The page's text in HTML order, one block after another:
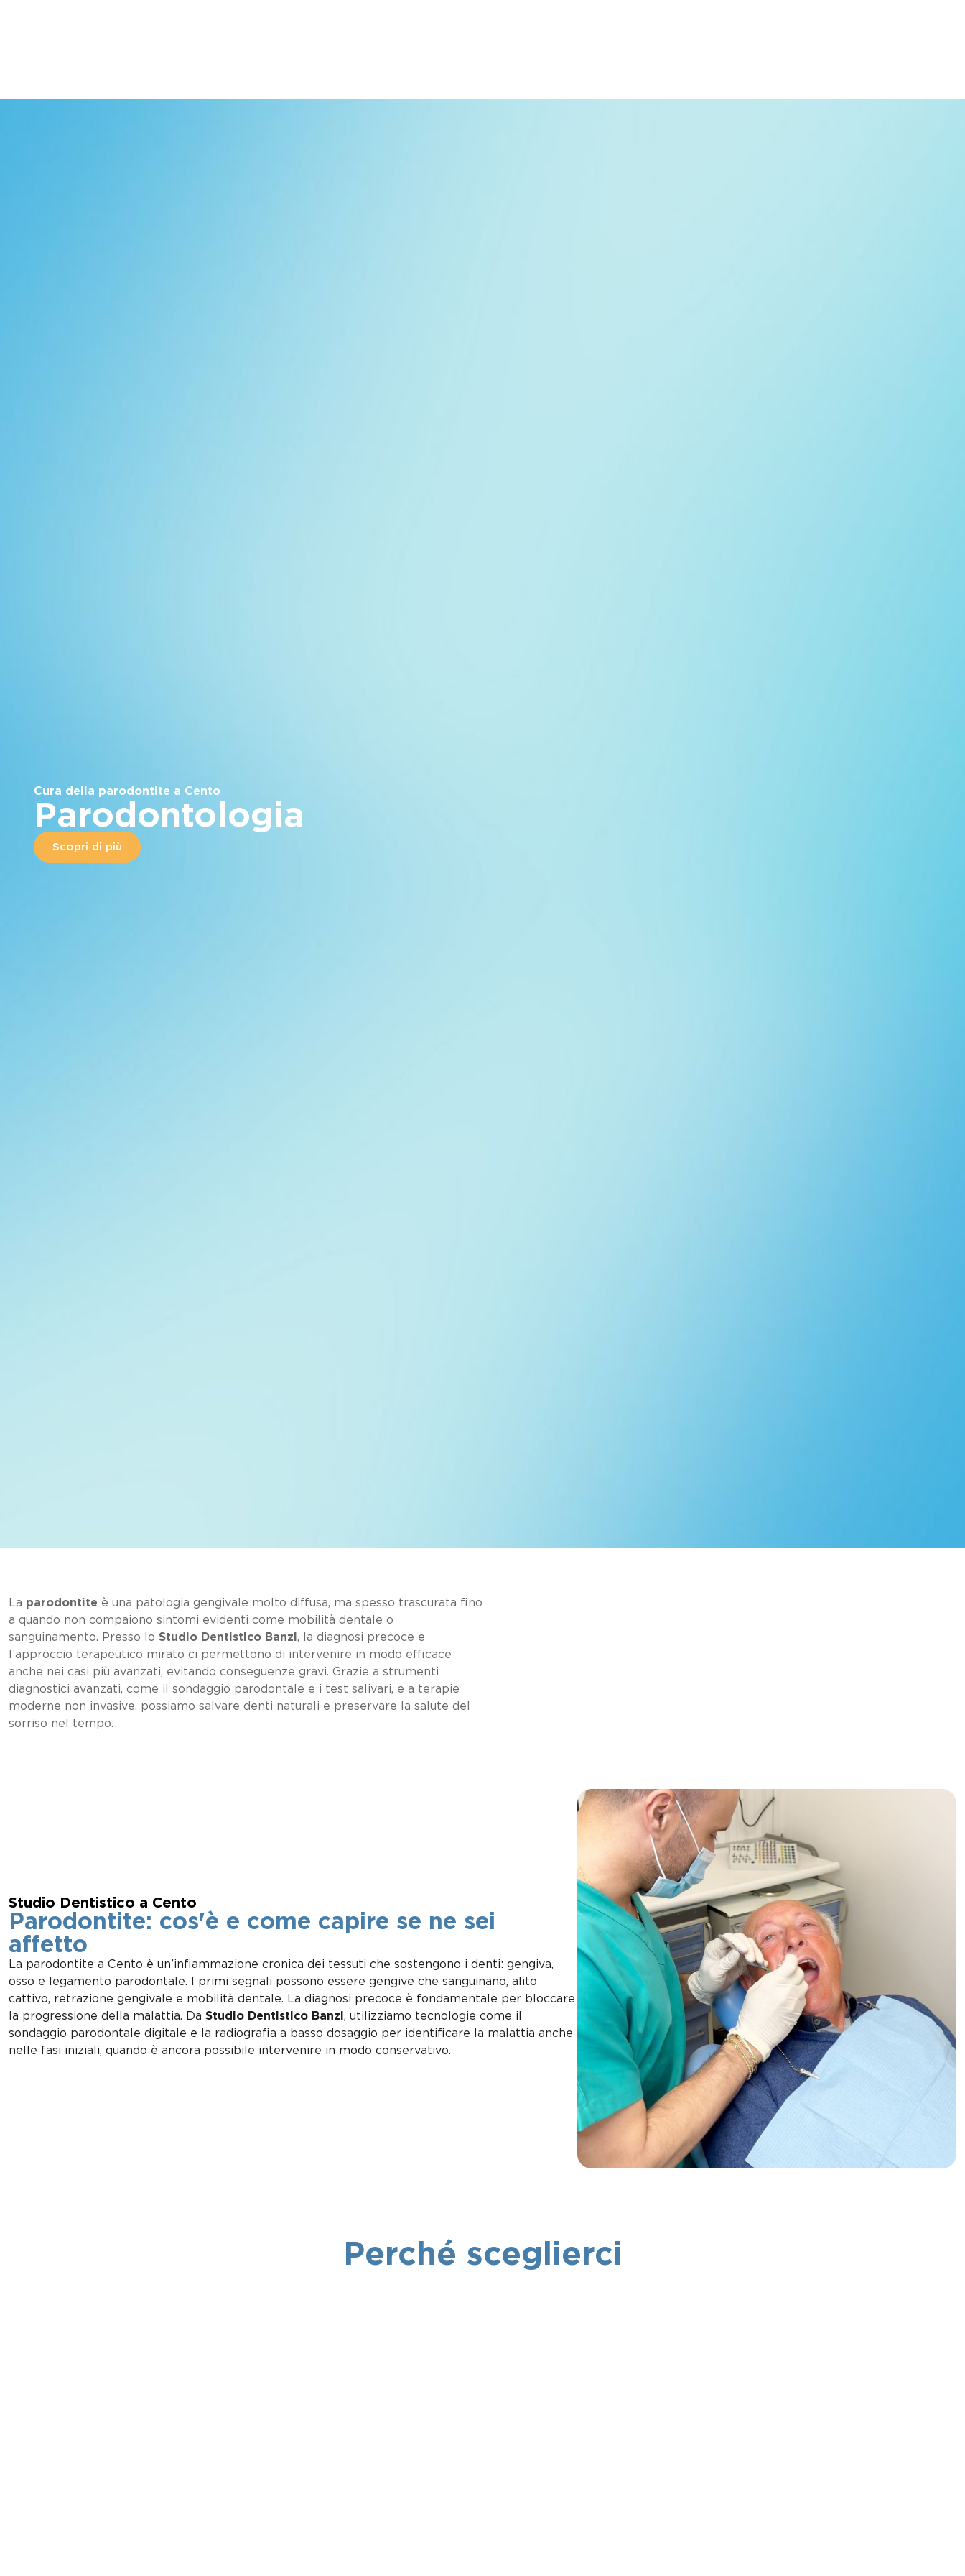
Cura della parodontite a Cento
Parodontologia
Scopri di più
La parodontite è una patologia gengivale molto diffusa, ma spesso trascurata fino
a quando non compaiono sintomi evidenti come mobilità dentale o
sanguinamento. Presso lo Studio Dentistico Banzi, la diagnosi precoce e
l’approccio terapeutico mirato ci permettono di intervenire in modo efficace
anche nei casi più avanzati, evitando conseguenze gravi. Grazie a strumenti
diagnostici avanzati, come il sondaggio parodontale e i test salivari, e a terapie
moderne non invasive, possiamo salvare denti naturali e preservare la salute del
sorriso nel tempo.
Studio Dentistico a Cento
Parodontite: cos'è e come capire se ne sei
affetto
La parodontite a Cento è un’infiammazione cronica dei tessuti che sostengono i denti: gengiva,
osso e legamento parodontale. I primi segnali possono essere gengive che sanguinano, alito
cattivo, retrazione gengivale e mobilità dentale. La diagnosi precoce è fondamentale per bloccare
la progressione della malattia. Da Studio Dentistico Banzi, utilizziamo tecnologie come il
sondaggio parodontale digitale e la radiografia a basso dosaggio per identificare la malattia anche
nelle fasi iniziali, quando è ancora possibile intervenire in modo conservativo.
Perché sceglierci